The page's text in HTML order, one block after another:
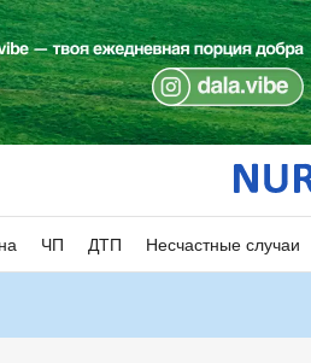
ЧП ДТП Несчастные случаи